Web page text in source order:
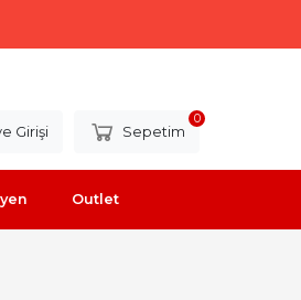
Girişi Sepetim
0
Outlet